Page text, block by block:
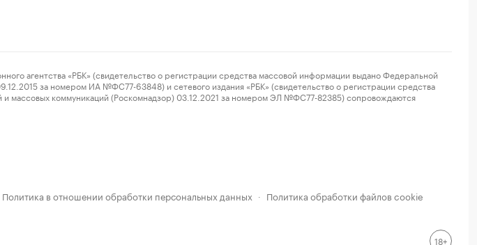
«РБК» (свидетельство о регистрации средства массовой информации выдано Федеральной
за номером ИА №ФС77-63848) и сетевого издания «РБК» (свидетельство о регистрации средства
массовых коммуникаций (Роскомнадзор) 03.12.2021 за номером ЭЛ №ФС77-82385) сопровождаются
Политика в отношении обработки персональных данных · Политика обработки файлов cookie
18+